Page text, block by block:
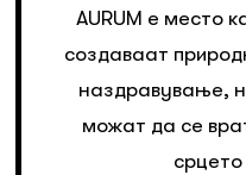
AURUM е место
создаваат
наздравување,
можат да се